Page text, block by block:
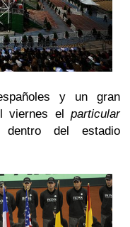
y un gran
viernes el particular
del estadio